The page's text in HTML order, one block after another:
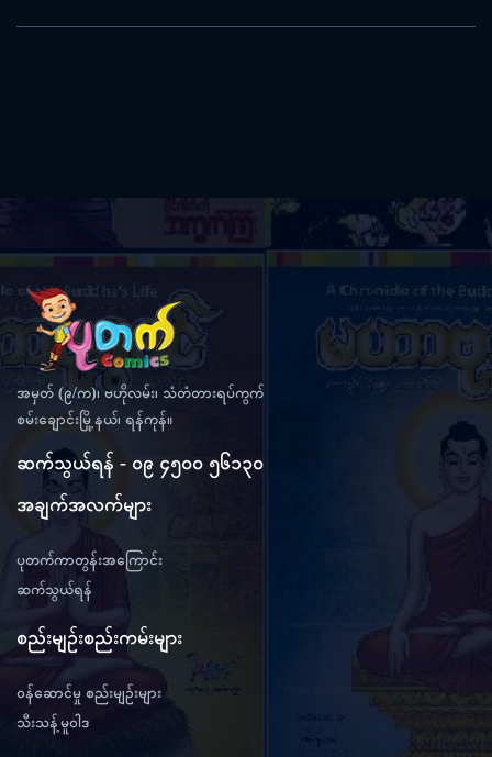
အမှတ် (၉/က)၊ ဗဟိုလမ်း၊ သံတံတားရပ်ကွက်
စမ်းချောင်းမြို့နယ်၊ ရန်ကုန်။
ဆက်သွယ်ရန် - ၀၉ ၄၅၀၀ ၅၆၁၃၀
အချက်အလက်များ
ပုတက်ကာတွန်းအကြောင်း
ဆက်သွယ်ရန်
စည်းမျဉ်းစည်းကမ်းများ
ဝန်ဆောင်မှု စည်းမျဉ်းများ
သီးသန့်မူဝါဒ